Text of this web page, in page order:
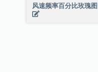
风速频率百分比玫瑰图